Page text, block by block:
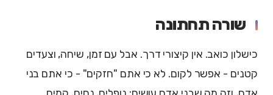
שורה תחתונה
כישלון כואב. אין קיצורי דרך. אבל עם זמן, שיחה, וצעדים
קטנים - אפשר לקום. לא כי אתם "חזקים" - כי אתם בני